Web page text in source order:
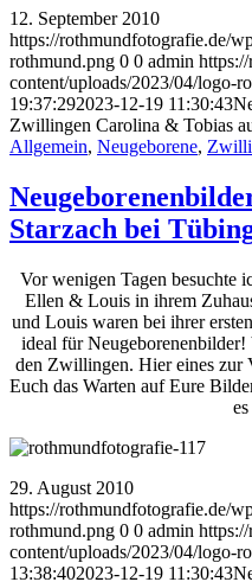
12. September 2010
https://rothmundfotografie.de/
rothmund.png 0 0 admin
content/uploads/2023/04/logo-
19:37:292023-12-19 11:30:43
Zwillingen Carolina & Tobias
Allgemein, Neugeborene,
Starzach bei
Vor wenigen Tagen besuchte
Ellen & Louis in ihrem
und Louis waren bei ihrer
ideal für Neugeborenenbilder!
den Zwillingen. Hier eines zur
Euch das Warten auf Eure
29. August 2010
https://rothmundfotografie.de/
rothmund.png 0 0 admin
content/uploads/2023/04/logo-
13:38:402023-12-19 11:30:43